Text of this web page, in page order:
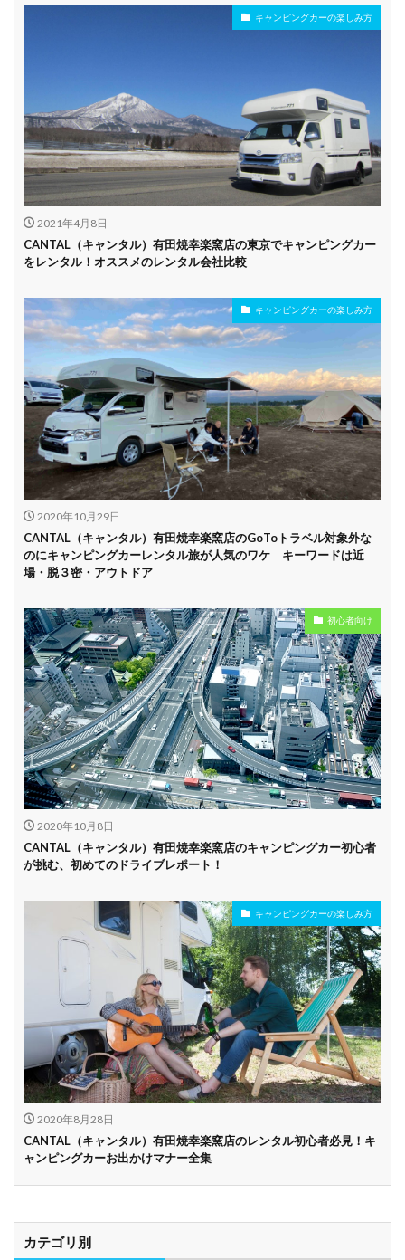
駅配車あり 多言語対応 年末年始営業
配車サービスあり
マイカー預かりあ
り
カード支払い可
ビジネス利用 カップル向き ファミリー向き
貸し出しオプショ
ン充実
新車多数あり
試乗プラン有り
キャンペーン開催
中
長期割引
学割 早割
キャンピングカーの楽しみ方
2021年4月8日
CANTAL（キャンタル）有田焼幸楽窯店の東京でキャンピングカー
をレンタル！オススメのレンタル会社比較
キャンピングカーの楽しみ方
2020年10月29日
CANTAL（キャンタル）有田焼幸楽窯店のGoToトラベル対象外な
のにキャンピングカーレンタル旅が人気のワケ キーワードは近
場・脱３密・アウトドア
初心者向け
2020年10月8日
CANTAL（キャンタル）有田焼幸楽窯店のキャンピングカー初心者
が挑む、初めてのドライブレポート！
キャンピングカーの楽しみ方
2020年8月28日
CANTAL（キャンタル）有田焼幸楽窯店のレンタル初心者必見！キ
ャンピングカーお出かけマナー全集
カテゴリ別